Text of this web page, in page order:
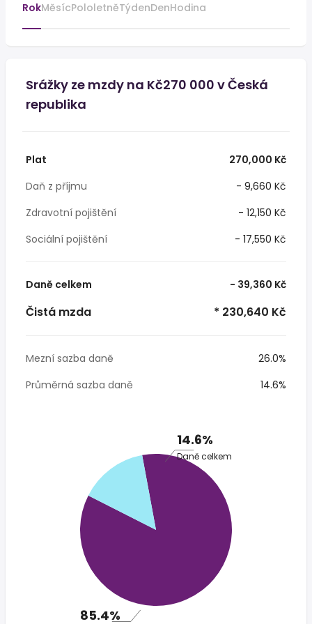
RokMěsícPololetněTýdenDenHodina
Srážky ze mzdy na Kč270 000 v Česká
republika
Plat
270,000 Kč
Daň z příjmu
- 9,660 Kč
Zdravotní pojištění
- 12,150 Kč
Sociální pojištění
- 17,550 Kč
Daně celkem - 39,360 Kč
Čistá mzda * 230,640 Kč
Mezní sazba daně
26.0%
Průměrná sazba daně
14.6%
14.6%
Daně celkem
85.4%